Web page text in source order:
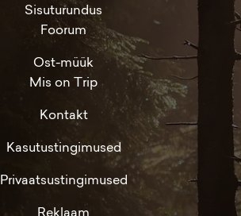
Sisuturundus
Foorum
Ost-müük
Mis on Trip
Kontakt
Kasutustingimused
Privaatsustingimused
Reklaam